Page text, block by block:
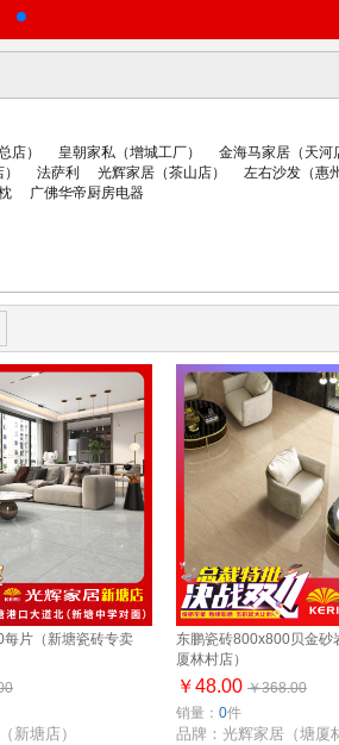
店） 皇朝家私（增城工厂） 金海马家居（天河
法萨利 光辉家居（茶山店） 左右沙发（惠
广佛华帝厨房电器
片（新塘瓷砖专卖
新塘店）
东鹏瓷砖800x800贝金砂
厦林村店）
￥48.00 ￥368.00
销量： 0件
品牌：光辉家居（塘厦